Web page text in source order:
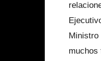
Ministro
muchos